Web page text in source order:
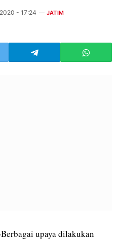
- 17:24 JATIM
Berbagai upaya dilakukan